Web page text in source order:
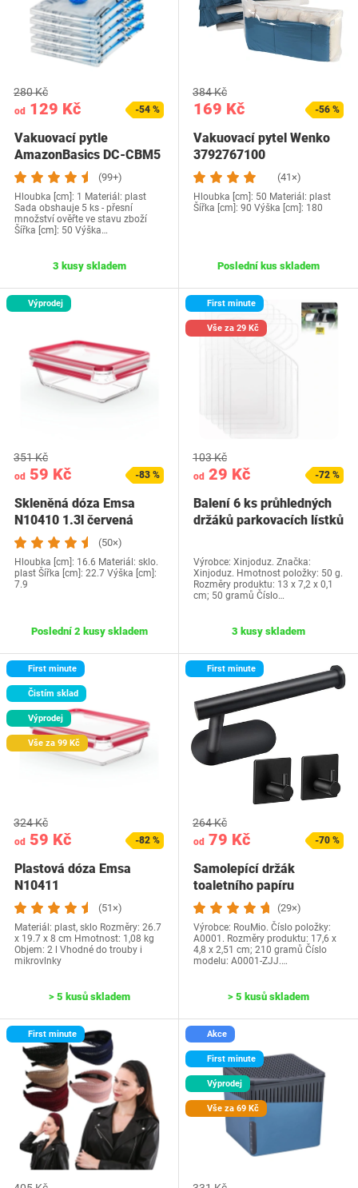
od 129 Kč
280 Kč
-54 %
Vakuovací pytle
AmazonBasics DC-CBM5
(99+)
Hloubka [cm]: 1 Materiál: plast
Sada obshauje 5 ks - přesní
množství ověřte ve stavu zboží
Šířka [cm]: 50 Výška…
3 kusy skladem
169 Kč
384 Kč
-56 %
Vakuovací pytel Wenko
3792767100
(41×)
Hloubka [cm]: 50 Materiál: plast
Šířka [cm]: 90 Výška [cm]: 180
Poslední kus skladem
Výprodej
od 59 Kč
351 Kč
-83 %
Skleněná dóza Emsa
N10410 1.3l červená
(50×)
Hloubka [cm]: 16.6 Materiál: sklo.
plast Šířka [cm]: 22.7 Výška [cm]:
7.9
Poslední 2 kusy skladem
First minute
Vše za 29 Kč
od 29 Kč
103 Kč
-72 %
Balení 6 ks průhledných
držáků parkovacích lístků
Výrobce: Xinjoduz. Značka:
Xinjoduz. Hmotnost položky: 50 g.
Rozměry produktu: 13 x 7,2 x 0,1
cm; 50 gramů Číslo…
3 kusy skladem
First minute
Čistím sklad
Výprodej
Vše za 99 Kč
od 59 Kč
324 Kč
-82 %
Plastová dóza Emsa
N10411
(51×)
Materiál: plast, sklo Rozměry: 26.7
x 19.7 x 8 cm Hmotnost: 1,08 kg
Objem: 2 l Vhodné do trouby i
mikrovlnky
> 5 kusů skladem
First minute
od 79 Kč
264 Kč
-70 %
Samolepící držák
toaletního papíru
ROUMIO, držák role…
(29×)
Výrobce: RouMio. Číslo položky:
A0001. Rozměry produktu: 17,6 x
4,8 x 2,51 cm; 210 gramů Číslo
modelu: A0001-ZJJ.…
> 5 kusů skladem
First minute Akce
First minute
Výprodej
Vše za 69 Kč